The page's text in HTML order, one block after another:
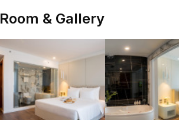
Room & Gallery